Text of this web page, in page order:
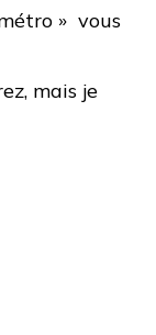
» vous
mais je